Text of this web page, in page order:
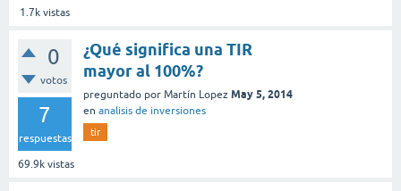
1.7k vistas
0
votos
7
respuestas
69.9k vistas
¿Qué significa una TIR
mayor al 100%?
preguntado por Martín Lopez May 5, 2014
en analisis de inversiones
tir